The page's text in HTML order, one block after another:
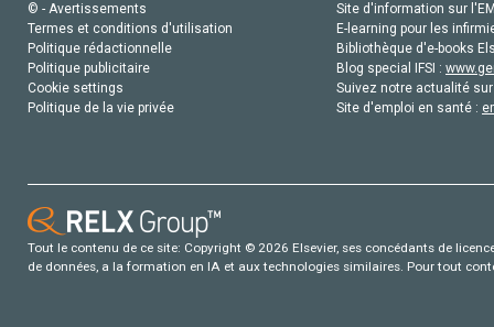
© - Avertissements
Termes et conditions d'utilisation
Politique rédactionnelle
Politique publicitaire
Cookie settings
Politique de la vie privée
Site d'information sur
E-learning pour les
Bibliothèque d'e-books
Blog special IFSI :
Suivez notre actualité
Site d'emploi en santé :
Tout le contenu de ce site: Copyright © 2026 Elsevier, ses concédants de
de données, a la formation en IA et aux technologies similaires. Pour tout